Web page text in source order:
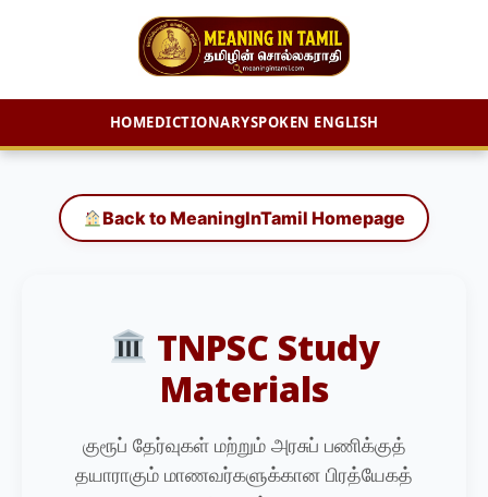
HOMEDICTIONARYSPOKEN ENGLISH
content
Back to MeaningInTamil Homepage
TNPSC Study
Materials
குரூப் தேர்வுகள் மற்றும் அரசுப் பணிக்குத்
தயாராகும் மாணவர்களுக்கான பிரத்யேகத்